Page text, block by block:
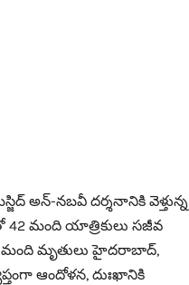
అన్-నబవీ దర్శనానికి వెళ్తున్న
42 మంది యాత్రికులు సజీవ
మంది మృతులు హైదరాబాద్,
ఆందోళన, దుఃఖానికి